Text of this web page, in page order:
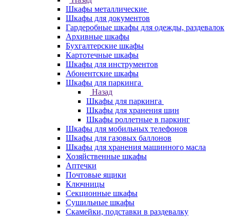
Шкафы металлические
Шкафы для документов
Гардеробные шкафы для одежды, раздевалок
Архивные шкафы
Бухгалтерские шкафы
Картотечные шкафы
Шкафы для инструментов
Абонентские шкафы
Шкафы для паркинга
Назад
Шкафы для паркинга
Шкафы для хранения шин
Шкафы роллетные в паркинг
Шкафы для мобильных телефонов
Шкафы для газовых баллонов
Шкафы для хранения машинного масла
Хозяйственные шкафы
Аптечки
Почтовые ящики
Ключницы
Секционные шкафы
Сушильные шкафы
Скамейки, подставки в раздевалку